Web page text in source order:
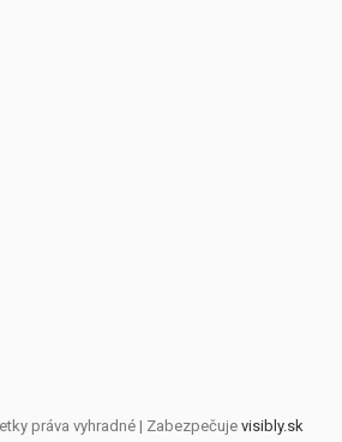
práva vyhradné | Zabezpečuje visibly.sk